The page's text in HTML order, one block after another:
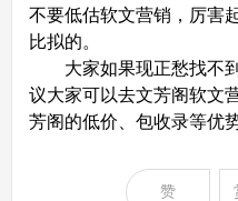
不要低估软文营销，厉害
比拟的。
大家如果现正愁找不到
议大家可以去文芳阁软文
芳阁的低价、包收录等优
赞